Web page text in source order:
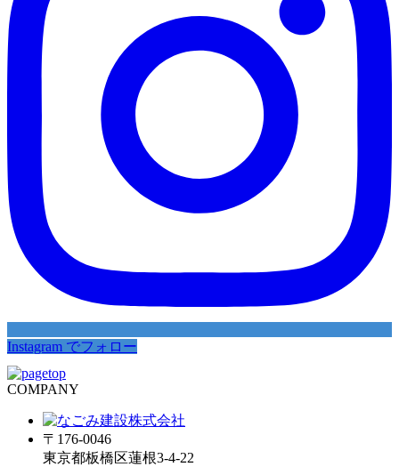
Instagram でフォロー
COMPANY
〒176-0046
東京都板橋区蓮根3-4-22